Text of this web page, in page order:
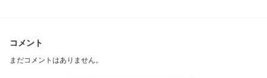
コメント
まだコメントはありません。